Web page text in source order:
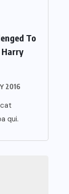
To
Harry
2016
qui.